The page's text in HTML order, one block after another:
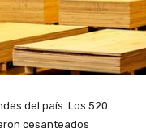
del país. Los 520
cesanteados